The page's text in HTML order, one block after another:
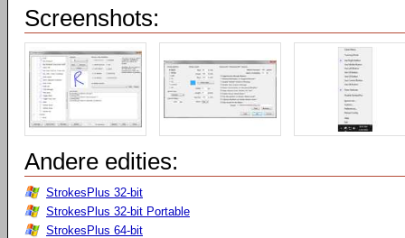
Screenshots:
Andere edities:
StrokesPlus 32-bit
StrokesPlus 32-bit Portable
StrokesPlus 64-bit